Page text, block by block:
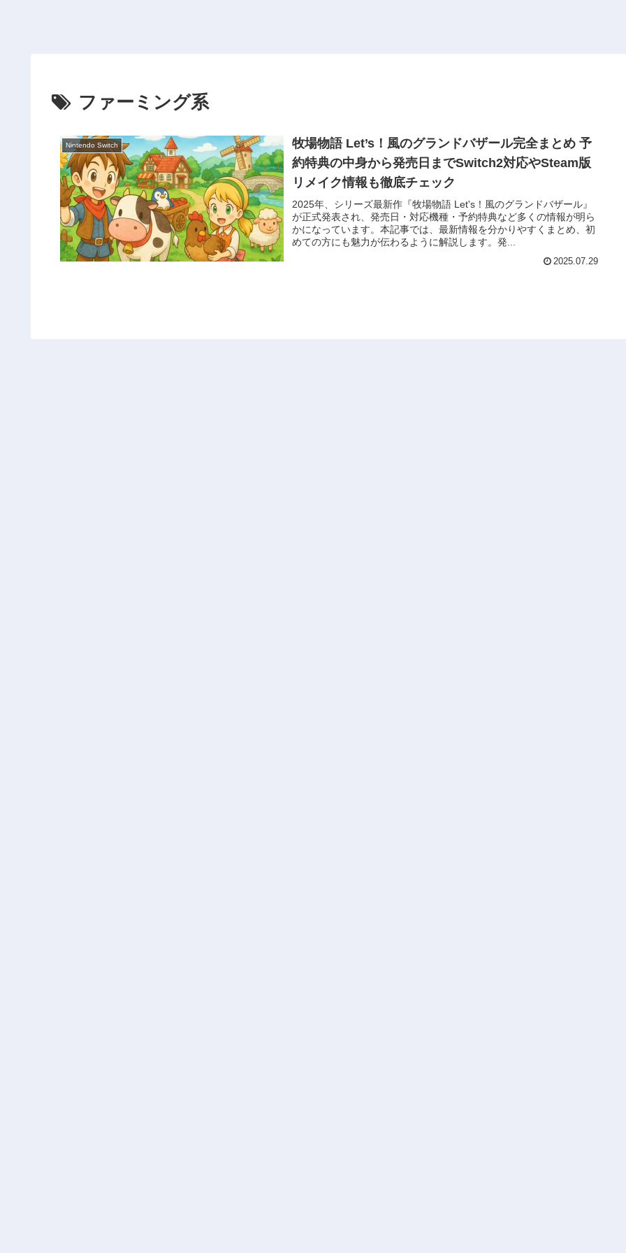
ファーミング系
Nintendo Switch
牧場物語 Let’s！風のグランドバザール完全まとめ 予
約特典の中身から発売日までSwitch2対応やSteam版
リメイク情報も徹底チェック
2025年、シリーズ最新作『牧場物語 Let's！風のグランドバザール』
が正式発表され、発売日・対応機種・予約特典など多くの情報が明ら
かになっています。本記事では、最新情報を分かりやすくまとめ、初
めての方にも魅力が伝わるように解説します。発...
2025.07.29